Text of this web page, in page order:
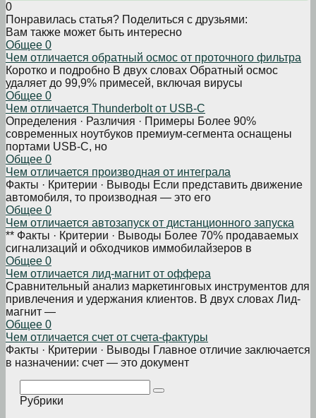
0
Понравилась статья? Поделиться с друзьями:
Вам также может быть интересно
Общее 0
Чем отличается обратный осмос от проточного фильтра
Коротко и подробно В двух словах Обратный осмос
удаляет до 99,9% примесей, включая вирусы
Общее 0
Чем отличается Thunderbolt от USB-C
Определения · Различия · Примеры Более 90%
современных ноутбуков премиум-сегмента оснащены
портами USB-C, но
Общее 0
Чем отличается производная от интеграла
Факты · Критерии · Выводы Если представить движение
автомобиля, то производная — это его
Общее 0
Чем отличается автозапуск от дистанционного запуска
** Факты · Критерии · Выводы Более 70% продаваемых
сигнализаций и обходчиков иммобилайзеров в
Общее 0
Чем отличается лид-магнит от оффера
Сравнительный анализ маркетинговых инструментов для
привлечения и удержания клиентов. В двух словах Лид-
магнит —
Общее 0
Чем отличается счет от счета-фактуры
Факты · Критерии · Выводы Главное отличие заключается
в назначении: счет — это документ
Рубрики